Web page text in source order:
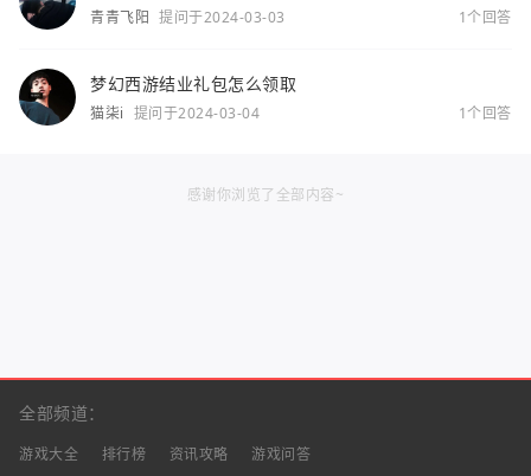
青青飞阳 提问于2024-03-03 1个回答
梦幻西游结业礼包怎么领取
猫柒i 提问于2024-03-04 1个回答
感谢你浏览了全部内容~
全部频道：
游戏大全 排行榜 资讯攻略 游戏问答